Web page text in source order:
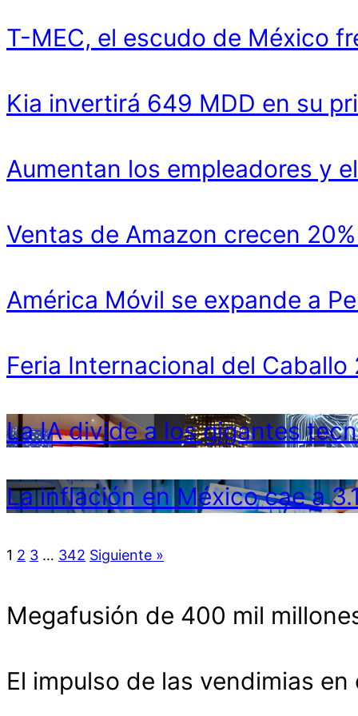
T-MEC, el escudo de México
Kia invertirá 649 MDD en su
Aumentan los empleadores y
Ventas de Amazon crecen
América Móvil se expande a
Feria Internacional del
La IA divide a los gigantes
La inflación en México cae a
1 2 3 … 342 Siguiente »
Megafusión de 400 mil
El impulso de las vendimias